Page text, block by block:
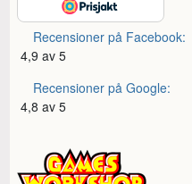
Recensioner på Facebook:
4,9 av 5
Recensioner på Google:
4,8 av 5